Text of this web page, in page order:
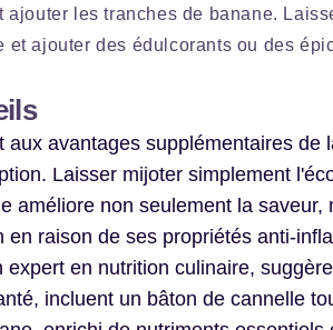
ajouter les tranches de banane.
et ajouter des édulcorants ou des
aux avantages supplémentaires
Laisser mijoter simplement
améliore non seulement la
en raison de ses propriétés anti-
expert en nutrition culinaire,
incluent un bâton de cannelle